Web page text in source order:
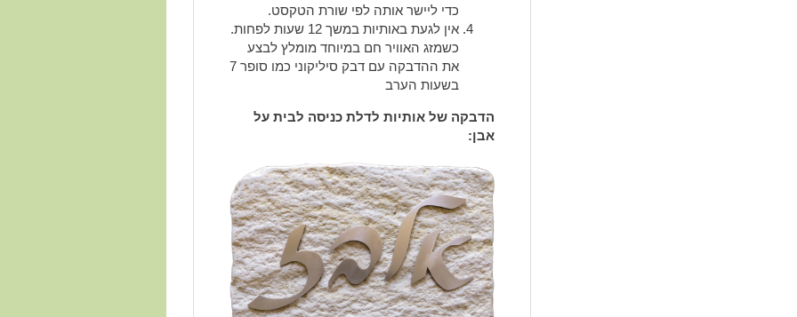
כדי ליישר אותה לפי שורת הטקסט.
אין לגעת באותיות במשך 12 שעות לפחות.
כשמזג האוויר חם במיוחד מומלץ לבצע
את ההדבקה עם דבק סיליקוני כמו סופר 7
בשעות הערב
הדבקה של אותיות לדלת כניסה לבית על
אבן: